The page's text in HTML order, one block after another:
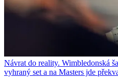
Návrat do reality. Wimbledonská
vyhraný set a na Masters jde